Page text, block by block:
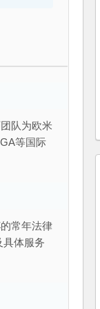
队为欧米
等国际
常年法律
具体服务